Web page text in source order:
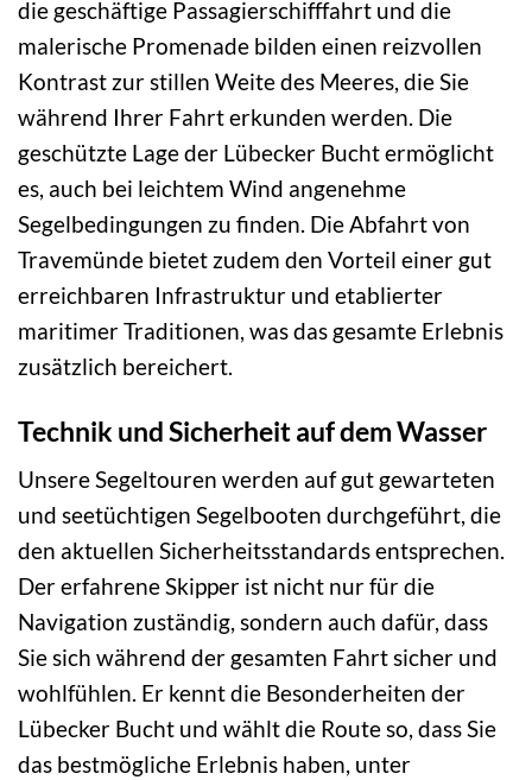
die geschäftige Passagierschifffahrt und die
malerische Promenade bilden einen reizvollen
Kontrast zur stillen Weite des Meeres, die Sie
während Ihrer Fahrt erkunden werden. Die
geschützte Lage der Lübecker Bucht ermöglicht
es, auch bei leichtem Wind angenehme
Segelbedingungen zu finden. Die Abfahrt von
Travemünde bietet zudem den Vorteil einer gut
erreichbaren Infrastruktur und etablierter
maritimer Traditionen, was das gesamte Erlebnis
zusätzlich bereichert.
Technik und Sicherheit auf dem Wasser
Unsere Segeltouren werden auf gut gewarteten
und seetüchtigen Segelbooten durchgeführt, die
den aktuellen Sicherheitsstandards entsprechen.
Der erfahrene Skipper ist nicht nur für die
Navigation zuständig, sondern auch dafür, dass
Sie sich während der gesamten Fahrt sicher und
wohlfühlen. Er kennt die Besonderheiten der
Lübecker Bucht und wählt die Route so, dass Sie
das bestmögliche Erlebnis haben, unter